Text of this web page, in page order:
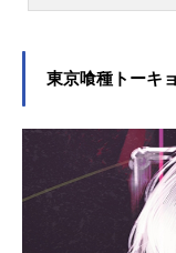
東京喰種トーキ